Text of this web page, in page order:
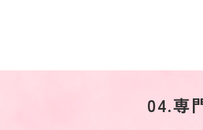
04.専